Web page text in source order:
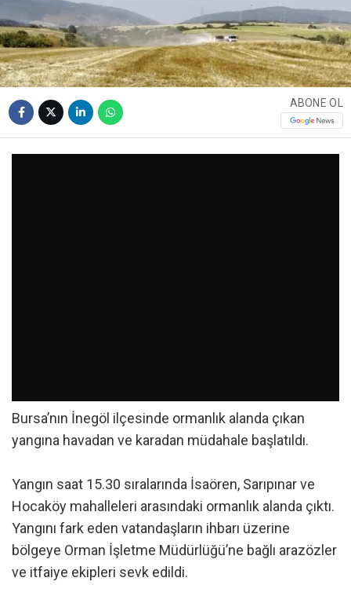
ABONE OL
Bursa’nın İnegöl ilçesinde ormanlık alanda çıkan
yangına havadan ve karadan müdahale başlatıldı.
Yangın saat 15.30 sıralarında İsaören, Sarıpınar ve
Hocaköy mahalleleri arasındaki ormanlık alanda çıktı.
Yangını fark eden vatandaşların ihbarı üzerine
bölgeye Orman İşletme Müdürlüğü’ne bağlı arazözler
ve itfaiye ekipleri sevk edildi.